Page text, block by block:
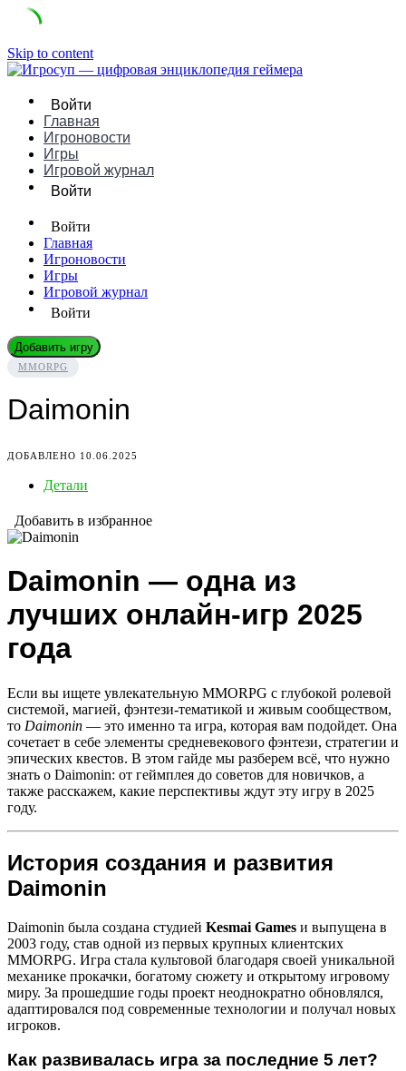
Skip to content
Войти
Главная
Игроновости
Игры
Игровой журнал
Войти
Войти
Главная
Игроновости
Игры
Игровой журнал
Войти
Добавить игру
MMORPG
Daimonin
ДОБАВЛЕНО 10.06.2025
Детали
Добавить в избранное
Daimonin — одна из
лучших онлайн-игр 2025
года
Если вы ищете увлекательную MMORPG с глубокой ролевой
системой, магией, фэнтези-тематикой и живым сообществом,
то Daimonin — это именно та игра, которая вам подойдет. Она
сочетает в себе элементы средневекового фэнтези, стратегии и
эпических квестов. В этом гайде мы разберем всё, что нужно
знать о Daimonin: от геймплея до советов для новичков, а
также расскажем, какие перспективы ждут эту игру в 2025
году.
История создания и развития
Daimonin
Daimonin была создана студией Kesmai Games и выпущена в
2003 году, став одной из первых крупных клиентских
MMORPG. Игра стала культовой благодаря своей уникальной
механике прокачки, богатому сюжету и открытому игровому
миру. За прошедшие годы проект неоднократно обновлялся,
адаптировался под современные технологии и получал новых
игроков.
Как развивалась игра за последние 5 лет?